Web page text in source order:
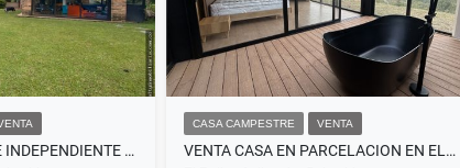
VENTA CAMPESTRE INDEPENDIENTE EN RIONEGRO, SECTOR RANCHERIAS
CASA CAMPESTRE VENTA
VENTA CASA EN PARCELACION EN EL RETIRO, SECTOR PANTANILLO